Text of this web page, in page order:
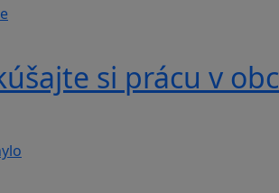
si prácu v